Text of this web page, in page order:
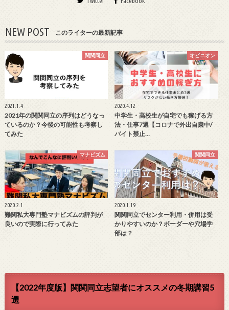
NEW POST このライターの最新記事
関関同立
2021.1.4
2021年の関関同立の序列はどうなっ
ているのか？今後の可能性も考察し
てみた
オピニオン
2020.4.12
中学生・高校生が自宅でも稼げる方
法・仕事7選【コロナで外出自粛中/
バイト禁止…
マナビズム
2020.2.1
難関私大専門塾マナビズムの評判が
良いので実際に行ってみた
関関同立
2020.1.19
関関同立でセンター利用・併用は受
かりやすいのか？ボーダーや穴場学
部は？
【2022年度版】関関同立志望者にオススメの冬期講習5
選